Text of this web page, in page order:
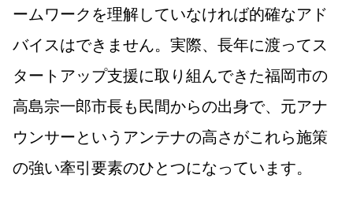
ームワークを理解していなければ的確なアド
バイスはできません。実際、長年に渡ってス
タートアップ支援に取り組んできた福岡市の
高島宗一郎市長も民間からの出身で、元アナ
ウンサーというアンテナの高さがこれら施策
の強い牽引要素のひとつになっています。